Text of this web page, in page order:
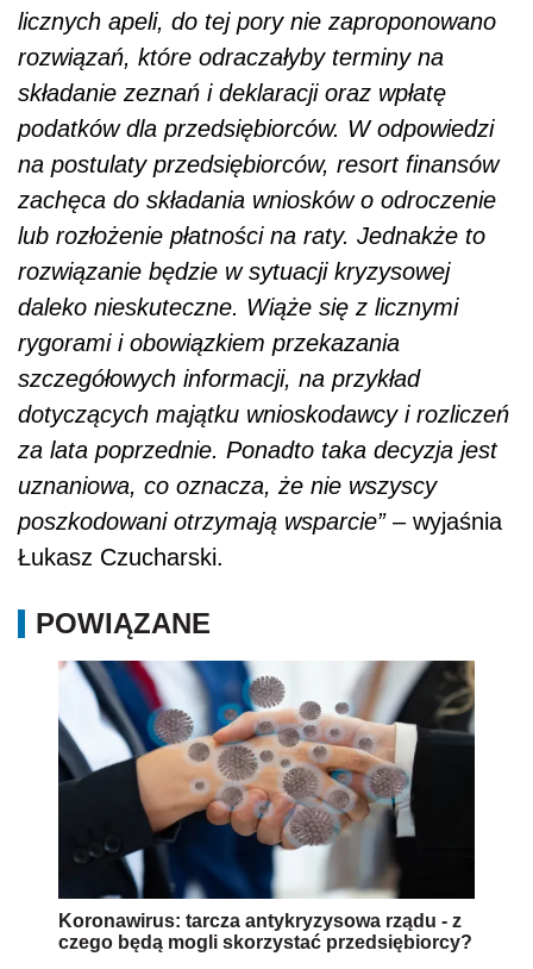
licznych apeli, do tej pory nie zaproponowano
rozwiązań, które odraczałyby terminy na
składanie zeznań i deklaracji oraz wpłatę
podatków dla przedsiębiorców. W odpowiedzi
na postulaty przedsiębiorców, resort finansów
zachęca do składania wniosków o odroczenie
lub rozłożenie płatności na raty. Jednakże to
rozwiązanie będzie w sytuacji kryzysowej
daleko nieskuteczne. Wiąże się z licznymi
rygorami i obowiązkiem przekazania
szczegółowych informacji, na przykład
dotyczących majątku wnioskodawcy i rozliczeń
za lata poprzednie. Ponadto taka decyzja jest
uznaniowa, co oznacza, że nie wszyscy
poszkodowani otrzymają wsparcie”– wyjaśnia
Łukasz Czucharski.
POWIĄZANE
Koronawirus: tarcza antykryzysowa rządu - z
czego będą mogli skorzystać przedsiębiorcy?